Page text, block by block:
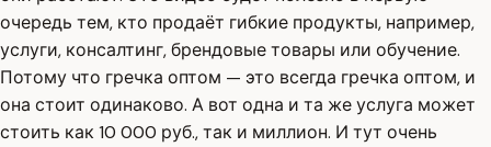
очередь тем, кто продаёт гибкие продукты, например,
услуги, консалтинг, брендовые товары или обучение.
Потому что гречка оптом — это всегда гречка оптом, и
она стоит одинаково. А вот одна и та же услуга может
стоить как 10 000 руб., так и миллион. И тут очень